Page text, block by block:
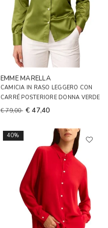
EMME MARELLA
CAMICIA IN RASO LEGGERO CON
CARRÉ POSTERIORE DONNA VERDE
€ 79,00 € 47,40
40%